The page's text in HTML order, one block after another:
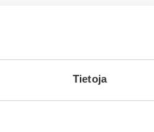
Tietoja
Varaa reseptilääke